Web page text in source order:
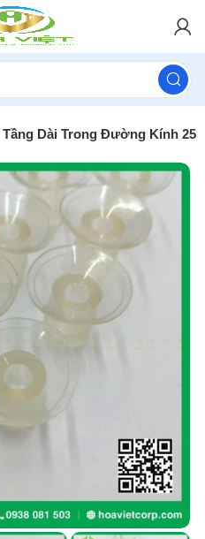
Tầng Dài Trong Đường Kính 25